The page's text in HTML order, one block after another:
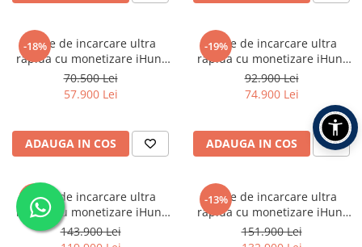
-18%
Statie de incarcare ultra
rapida cu monetizare iHunt
EV DC 60KW, 2 x CCS2 -
Integrare iHuntEV
70.500 Lei
57.900 Lei
ADAUGA IN COS
-19%
Statie de incarcare ultra
rapida cu monetizare iHunt
EV DC 120KW V4, 2 x CCS2 -
Integrare iHuntEV
92.900 Lei
74.900 Lei
ADAUGA IN COS
-17%
Statie de incarcare ultra
rapida cu monetizare iHunt
EV DC 160KW V4 2x CCS 2 -
Integrare iHuntEV
143.900 Lei
-13%
Statie de incarcare ultra
rapida cu monetizare iHunt
EV DC 180KW V4 2x CCS 2 -
Integrare iHuntEV
151.900 Lei